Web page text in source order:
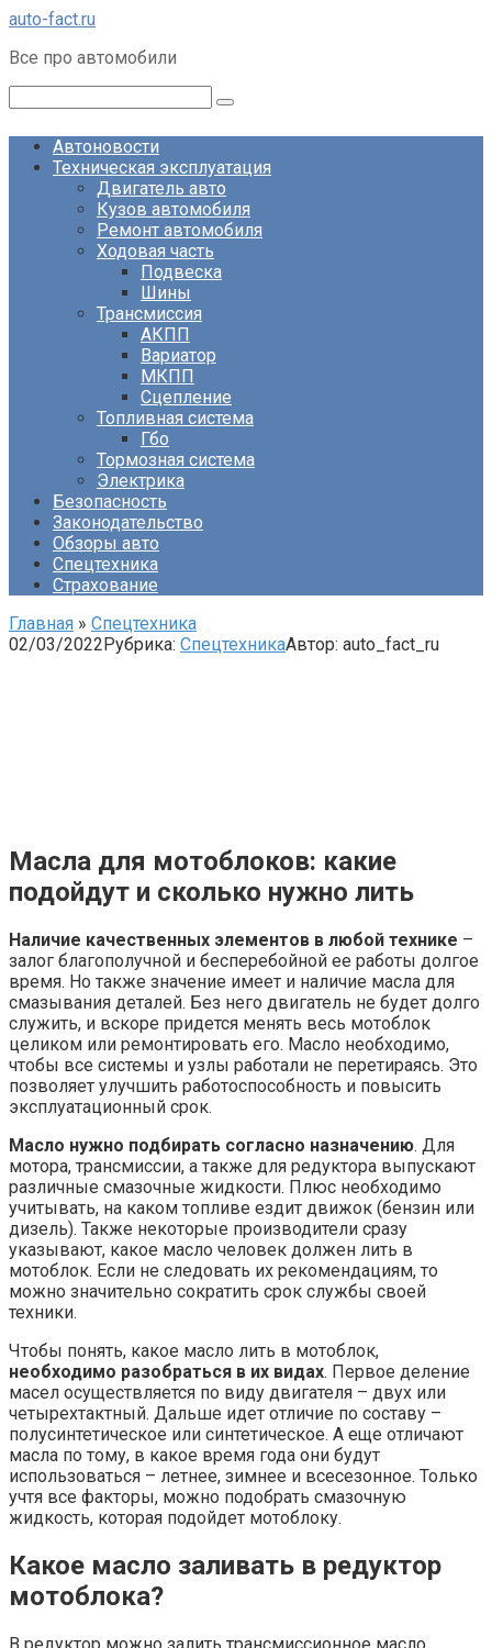
Перейти
контенту
auto-fact.ru
Все про автомобили
Автоновости
Техническая эксплуатация
Двигатель авто
Кузов автомобиля
Ремонт автомобиля
Ходовая часть
Подвеска
Шины
Трансмиссия
АКПП
Вариатор
МКПП
Сцепление
Топливная система
Гбо
Тормозная система
Электрика
Безопасность
Законодательство
Обзоры авто
Спецтехника
Страхование
Главная » Спецтехника
02/03/2022Рубрика: СпецтехникаАвтор: auto_fact_ru
Масла для мотоблоков: какие
подойдут и сколько нужно лить
Наличие качественных элементов в любой технике –
залог благополучной и бесперебойной ее работы долгое
время. Но также значение имеет и наличие масла для
смазывания деталей. Без него двигатель не будет долго
служить, и вскоре придется менять весь мотоблок
целиком или ремонтировать его. Масло необходимо,
чтобы все системы и узлы работали не перетираясь. Это
позволяет улучшить работоспособность и повысить
эксплуатационный срок.
Масло нужно подбирать согласно назначению. Для
мотора, трансмиссии, а также для редуктора выпускают
различные смазочные жидкости. Плюс необходимо
учитывать, на каком топливе ездит движок (бензин или
дизель). Также некоторые производители сразу
указывают, какое масло человек должен лить в
мотоблок. Если не следовать их рекомендациям, то
можно значительно сократить срок службы своей
техники.
Чтобы понять, какое масло лить в мотоблок,
необходимо разобраться в их видах. Первое деление
масел осуществляется по виду двигателя – двух или
четырехтактный. Дальше идет отличие по составу –
полусинтетическое или синтетическое. А еще отличают
масла по тому, в какое время года они будут
использоваться – летнее, зимнее и всесезонное. Только
учтя все факторы, можно подобрать смазочную
жидкость, которая подойдет мотоблоку.
Какое масло заливать в редуктор
мотоблока?
В редуктор можно залить трансмиссионное масло,